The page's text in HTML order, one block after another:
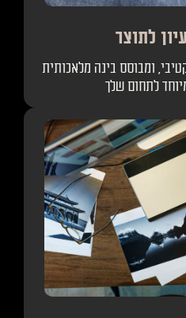
לתוצר
ומבוסס בינה מלאכותית
לתחום שלך